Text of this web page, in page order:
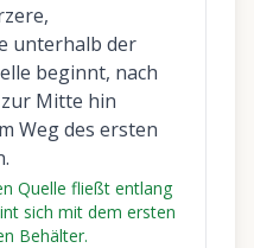
unterhalb der
beginnt, nach
Mitte hin
Weg des ersten
Quelle fließt entlang
sich mit dem ersten
Behälter.